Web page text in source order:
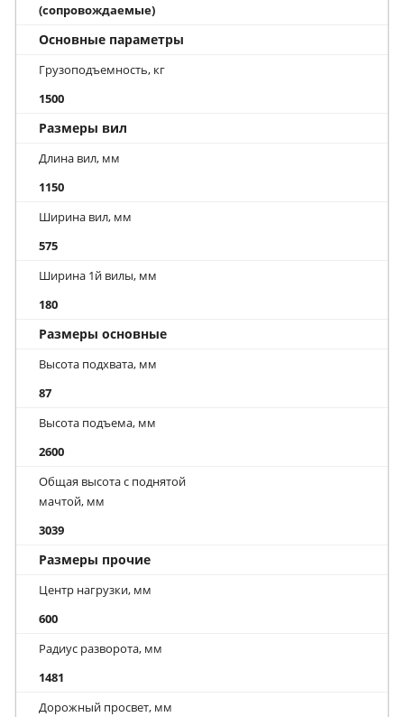
(сопровождаемые)
Основные параметры
Грузоподъемность, кг
1500
Размеры вил
Длина вил, мм
1150
Ширина вил, мм
575
Ширина 1й вилы, мм
180
Размеры основные
Высота подхвата, мм
87
Высота подъема, мм
2600
Общая высота с поднятой
мачтой, мм
3039
Размеры прочие
Центр нагрузки, мм
600
Радиус разворота, мм
1481
Дорожный просвет, мм